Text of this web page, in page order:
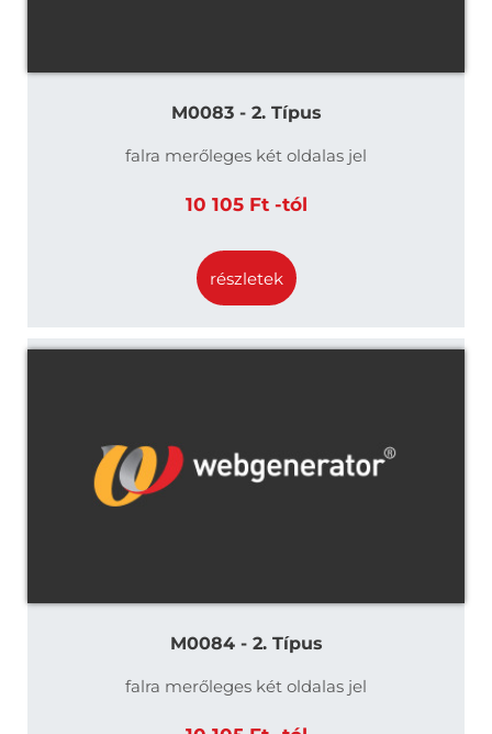
M0083 - 2. Típus
falra merőleges két oldalas jel
10 105 Ft -tól
részletek
M0084 - 2. Típus
falra merőleges két oldalas jel